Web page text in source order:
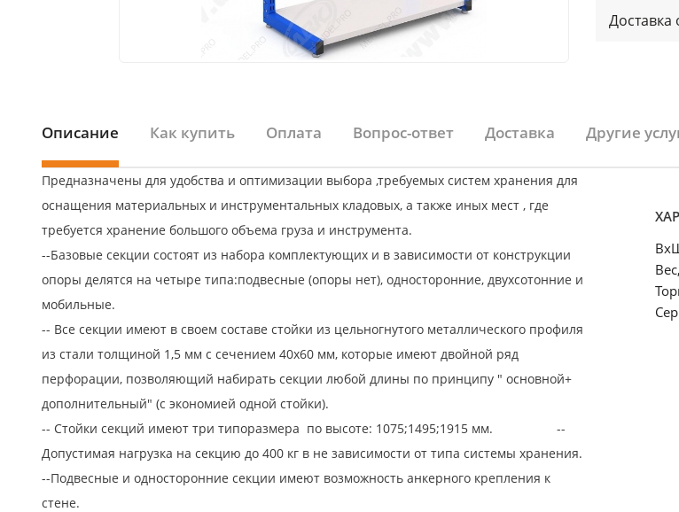
Доставка
Описание Как купить Оплата Вопрос-ответ Доставка Другие
Предназначены для удобства и оптимизации выбора ,требуемых систем хранения для
оснащения материальных и инструментальных кладовых, а также иных мест , где
требуется хранение большого объема груза и инструмента.
--Базовые секции состоят из набора комплектующих и в зависимости от конструкции
опоры делятся на четыре типа:подвесные (опоры нет), односторонние, двухсотонние и
мобильные.
-- Все секции имеют в своем составе стойки из цельногнутого металлического профиля
из стали толщиной 1,5 мм с сечением 40х60 мм, которые имеют двойной ряд
перфорации, позволяющий набирать секции любой длины по принципу " основной+
дополнительный" (с экономией одной стойки).
-- Стойки секций имеют три типоразмера по высоте: 1075;1495;1915 мм. --
Допустимая нагрузка на секцию до 400 кг в не зависимости от типа системы хранения.
--Подвесные и односторонние секции имеют возможность анкерного крепления к
стене.